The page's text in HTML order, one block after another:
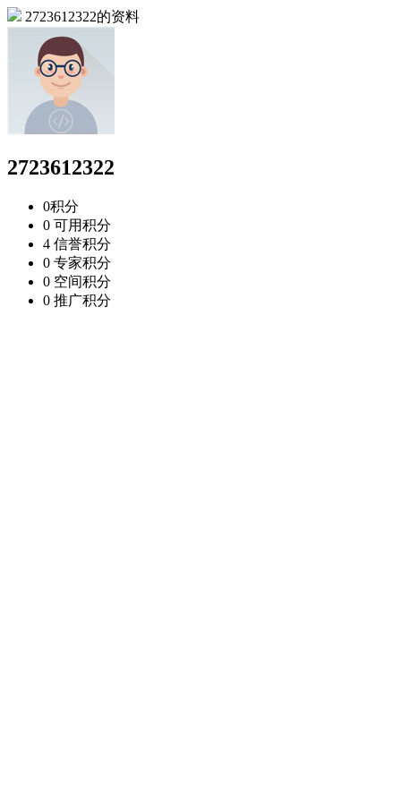
2723612322的资料
2723612322
0积分
0 可用积分
4 信誉积分
0 专家积分
0 空间积分
0 推广积分